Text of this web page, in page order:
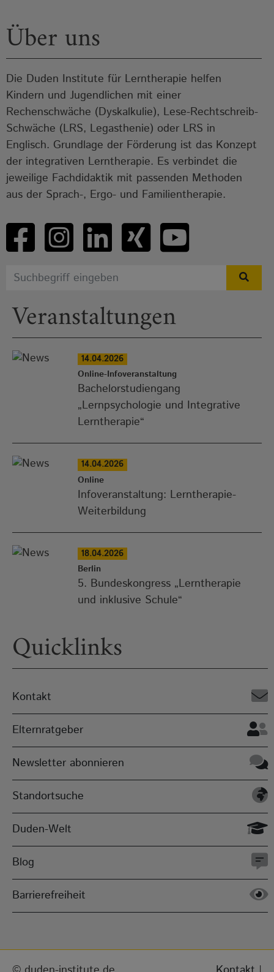
Über uns
Die Duden Institute für Lerntherapie helfen
Kindern und Jugendlichen mit einer
Rechenschwäche (Dyskalkulie), Lese-Rechtschreib-
Schwäche (LRS, Legasthenie) oder LRS in
Englisch. Grundlage der Förderung ist das Konzept
der integrativen Lerntherapie. Es verbindet die
jeweilige Fachdidaktik mit passenden Methoden
aus der Sprach-, Ergo- und Familientherapie.
Veranstaltungen
14.04.2026
Online-Infoveranstaltung
Bachelorstudiengang
„Lernpsychologie und Integrative
Lerntherapie“
14.04.2026
Online
Infoveranstaltung: Lerntherapie-
Weiterbildung
18.04.2026
Berlin
5. Bundeskongress „Lerntherapie
und inklusive Schule“
Quicklinks
Kontakt
Elternratgeber
Newsletter abonnieren
Standortsuche
Duden-Welt
Blog
Barrierefreiheit